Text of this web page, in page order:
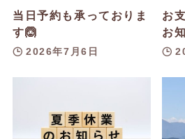
当日予約も承っておりま
す🙆
2026年7月6日
お
お